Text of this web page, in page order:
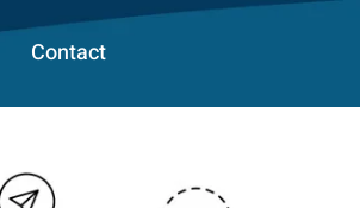
Contact